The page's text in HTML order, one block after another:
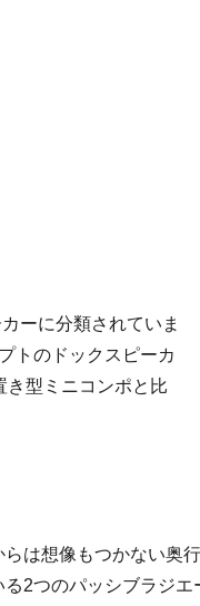
ーに分類されていま
トのドックスピーカ
き型ミニコンポと比
は想像もつかない奥
2つのパッシブラジ